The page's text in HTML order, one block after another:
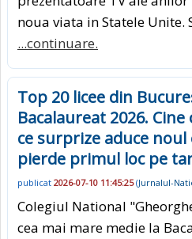
noua viata in Statele
...continuare.
Top 20 licee din
Bacalaureat 2026.
ce surprize aduce
pierde primul loc pe
publicat 2026-07-10 11:45:25(Jurnalul-
Colegiul National
cea mai mare medie la